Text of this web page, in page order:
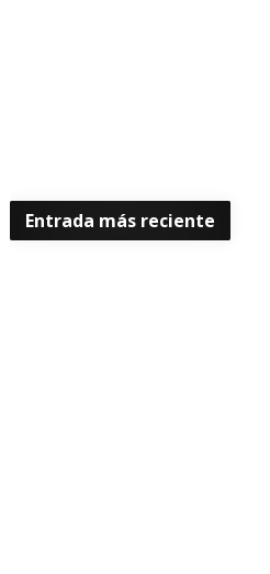
Entrada más reciente